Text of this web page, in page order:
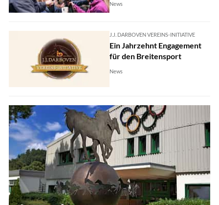
News
J.J. DARBOVEN VEREINS-INITIATIVE
Ein Jahrzehnt Engagement
für den Breitensport
News